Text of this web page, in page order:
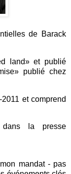
de Barack
land» et publié
publié chez
et comprend
la presse
mandat - pas